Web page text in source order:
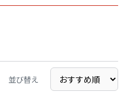
並び替え